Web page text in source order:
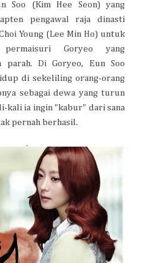
Soo (Kim Hee Seon) yang
pengawal raja dinasti
Young (Lee Min Ho) untuk
permaisuri Goryeo yang
parah. Di Goryeo, Eun Soo
di sekeliling orang-orang
sebagai dewa yang turun
kali ia ingin "kabur" dari sana
pernah berhasil.